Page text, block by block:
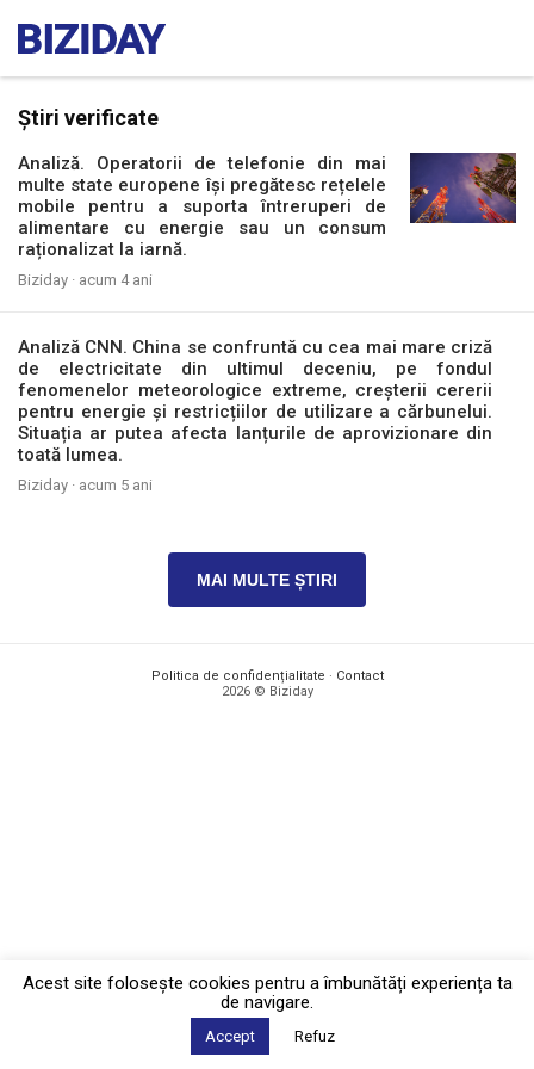
Știri verificate
Analiză. Operatorii de telefonie din mai
multe state europene își pregătesc rețelele
mobile pentru a suporta întreruperi de
alimentare cu energie sau un consum
raționalizat la iarnă.
Biziday · acum 4 ani
Analiză CNN. China se confruntă cu cea mai mare criză
de electricitate din ultimul deceniu, pe fondul
fenomenelor meteorologice extreme, creșterii cererii
pentru energie și restricțiilor de utilizare a cărbunelui.
Situația ar putea afecta lanțurile de aprovizionare din
toată lumea.
Biziday · acum 5 ani
MAI MULTE ȘTIRI
Politica de confidențialitate · Contact
2026 © Biziday
Acest site foloseşte cookies pentru a îmbunătăți experiența ta
de navigare.
Accept Refuz